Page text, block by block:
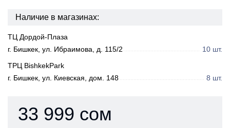
Наличие в магазинах:
ТЦ Дордой-Плаза
г. Бишкек, ул. Ибраимова, д. 115/2
10 шт.
ТРЦ BishkekPark
г. Бишкек, ул. Киевская, дом. 148
8 шт.
33 999 сом